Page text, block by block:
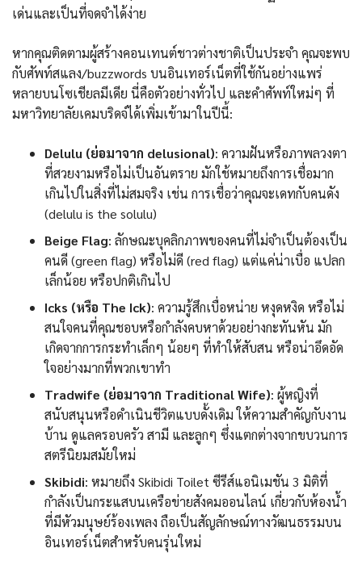
เด่นและเป็นที่จดจำได้ง่าย
หากคุณติดตามผู้สร้างคอนเทนต์ชาวต่างชาติเป็นประจำ คุณจะพบ
กับศัพท์สแลง/buzzwords บนอินเทอร์เน็ตที่ใช้กันอย่างแพร่
หลายบนโซเชียลมีเดีย นี่คือตัวอย่างทั่วไป และคำศัพท์ใหม่ๆ ที่
มหาวิทยาลัยเคมบริดจ์ได้เพิ่มเข้ามาในปีนี้:
Delulu (ย่อมาจาก delusional): ความฝันหรือภาพลวงตา
ที่สวยงามหรือไม่เป็นอันตราย มักใช้หมายถึงการเชื่อมาก
เกินไปในสิ่งที่ไม่สมจริง เช่น การเชื่อว่าคุณจะเดทกับคนดัง
(delulu is the solulu)
Beige Flag: ลักษณะบุคลิกภาพของคนที่ไม่จำเป็นต้องเป็น
คนดี (green flag) หรือไม่ดี (red flag) แต่แค่น่าเบื่อ แปลก
เล็กน้อย หรือปกติเกินไป
Icks (หรือ The Ick): ความรู้สึกเบื่อหน่าย หงุดหงิด หรือไม่
สนใจคนที่คุณชอบหรือกำลังคบหาด้วยอย่างกะทันหัน มัก
เกิดจากการกระทำเล็กๆ น้อยๆ ที่ทำให้สับสน หรือน่าอึดอัด
ใจอย่างมากที่พวกเขาทำ
Tradwife (ย่อมาจาก Traditional Wife): ผู้หญิงที่
สนับสนุนหรือดำเนินชีวิตแบบดั้งเดิม ให้ความสำคัญกับงาน
บ้าน ดูแลครอบครัว สามี และลูกๆ ซึ่งแตกต่างจากขบวนการ
สตรีนิยมสมัยใหม่
Skibidi: หมายถึง Skibidi Toilet ซีรีส์แอนิเมชัน 3 มิติที่
กำลังเป็นกระแสบนเครือข่ายสังคมออนไลน์ เกี่ยวกับห้องน้ำ
ที่มีหัวมนุษย์ร้องเพลง ถือเป็นสัญลักษณ์ทางวัฒนธรรมบน
อินเทอร์เน็ตสำหรับคนรุ่นใหม่